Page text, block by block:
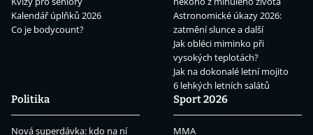
Kalendář úplňků 2026
Co je bodycount?
Astronomické úkazy 2026:
zatmění slunce a další
Jak obléci miminko při
vysokých teplotách?
Jak na dokonalé letní mojito
6 lehkých letních salátů
Politika
Nová superdávka: kdo na ní
Sport 2026
MMA